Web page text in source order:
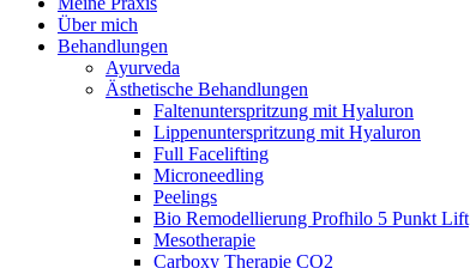
Über mich
Behandlungen
Ayurveda
Ästhetische Behandlungen
Faltenunterspritzung mit Hyaluron
Lippenunterspritzung mit Hyaluron
Full Facelifting
Microneedling
Peelings
Bio Remodellierung Profhilo 5 Punkt Lift
Mesotherapie
Carboxy Therapie CO2